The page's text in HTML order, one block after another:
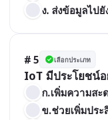
ง. ส่งข้อมูลไป
# 5 เลือกประเภท
IoT มีประโยชน์อ
ก.เพิ่มความส
ข.ช่วยเพิ่มประ